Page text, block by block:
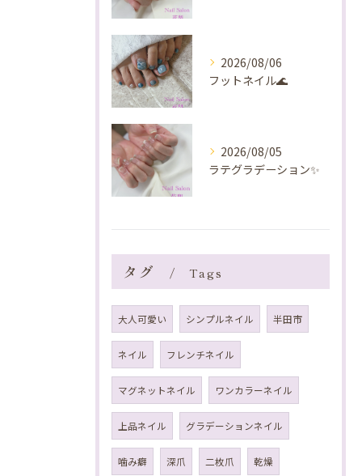
2026/08/06
フットネイル🌊
2026/08/05
ラテグラデーション✨️
タグ Tags
大人可愛い シンプルネイル 半田市
ネイル フレンチネイル
マグネットネイル ワンカラーネイル
上品ネイル グラデーションネイル
噛み癖 深爪 二枚爪 乾燥